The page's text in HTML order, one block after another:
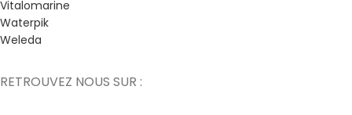
Vitalomarine
Waterpik
Weleda
RETROUVEZ NOUS SUR :